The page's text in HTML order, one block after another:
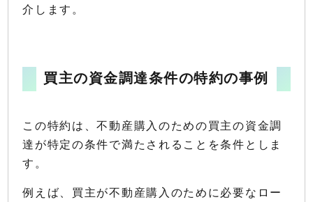
介します。
買主の資金調達条件の特約の事例
この特約は、不動産購入のための買主の資金調
達が特定の条件で満たされることを条件としま
す。
例えば、買主が不動産購入のために必要なロー